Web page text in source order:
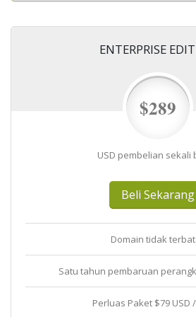
ENTERPRISE
$289
USD pembelian sekali
Beli Sekarang
Domain tidak
Satu tahun pembaruan
Perluas Paket $79 USD